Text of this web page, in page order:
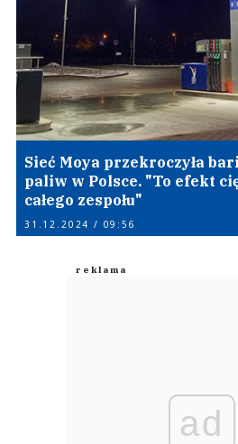
Sieć Moya przekroczyła
paliw w Polsce. "To efekt
całego zespołu"
31.12.2024 / 09:56
ad